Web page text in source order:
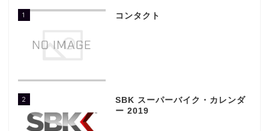
1 コンタクト
2
SBK スーパーバイク・カレンダ
ー 2019